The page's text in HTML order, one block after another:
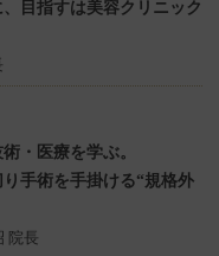
目指すは美容クリニック
・医療を学ぶ。
手術を手掛ける“規格外
院長